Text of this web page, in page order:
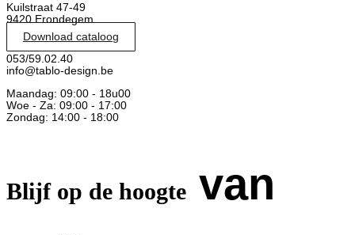
Kuilstraat 47-49
9420 Erondegem
Download cataloog
053/59.02.40
info@tablo-design.be
Maandag: 09:00 - 18u00
Woe - Za: 09:00 - 17:00
Zondag: 14:00 - 18:00
Blijf op de hoogte van